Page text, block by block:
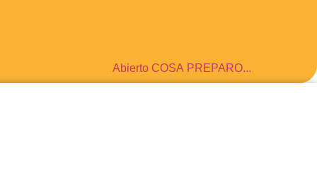
Abierto COSA PREPARO...